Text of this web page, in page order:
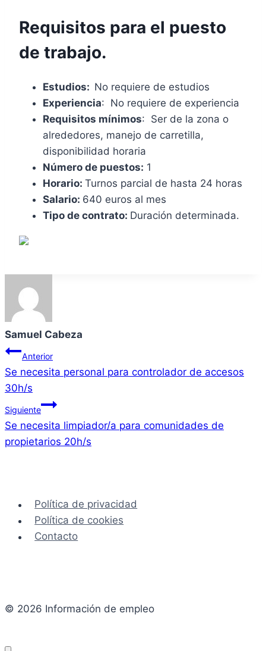
Requisitos para el puesto
de trabajo.
Estudios: No requiere de estudios
Experiencia: No requiere de experiencia
Requisitos mínimos: Ser de la zona o
alrededores, manejo de carretilla,
disponibilidad horaria
Número de puestos: 1
Horario: Turnos parcial de hasta 24 horas
Salario: 640 euros al mes
Tipo de contrato: Duración determinada.
Samuel Cabeza
Navegación
de
entradas
Anterior
Se necesita personal para controlador de accesos
30h/s
Siguiente
Se necesita limpiador/a para comunidades de
propietarios 20h/s
Política de privacidad
Política de cookies
Contacto
© 2026 Información de empleo